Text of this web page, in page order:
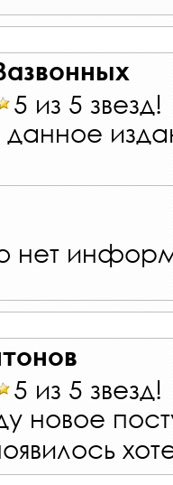
5 из 5 звезд!
нет
5 из 5 звезд!
новое